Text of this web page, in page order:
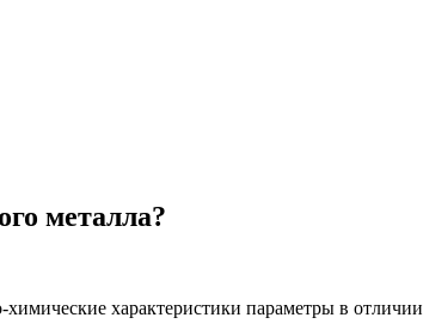
металла?
характеристики параметры в